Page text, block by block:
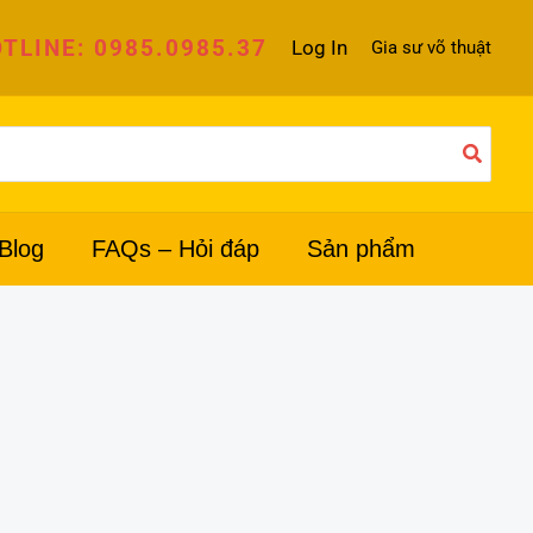
0985.0985.37 Log In Gia sư võ thuật
FAQs – Hỏi đáp Sản phẩm